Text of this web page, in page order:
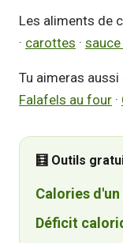
Les aliments de
· carottes ·
Tu aimeras
Falafels au four ·
🧮 Outils
Calories d'un
Déficit